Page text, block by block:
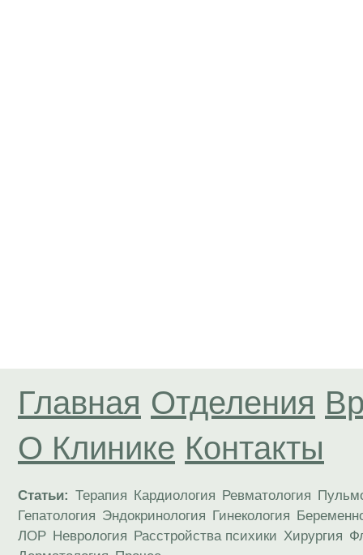
Главная Отделения
О Клинике Контакты
Статьи: Терапия Кардиология Ревматология
Гепатология Эндокринология Гинекология
ЛОР Неврология Расстройства психики Хирургия